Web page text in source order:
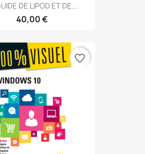
DE LiPOD ET DE...
40,00 €
favorite_border